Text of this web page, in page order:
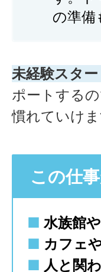
の準備
未経験スター
ポートする
慣れていけま
この仕
■ 水族館
■ カフェ
■ 人と関